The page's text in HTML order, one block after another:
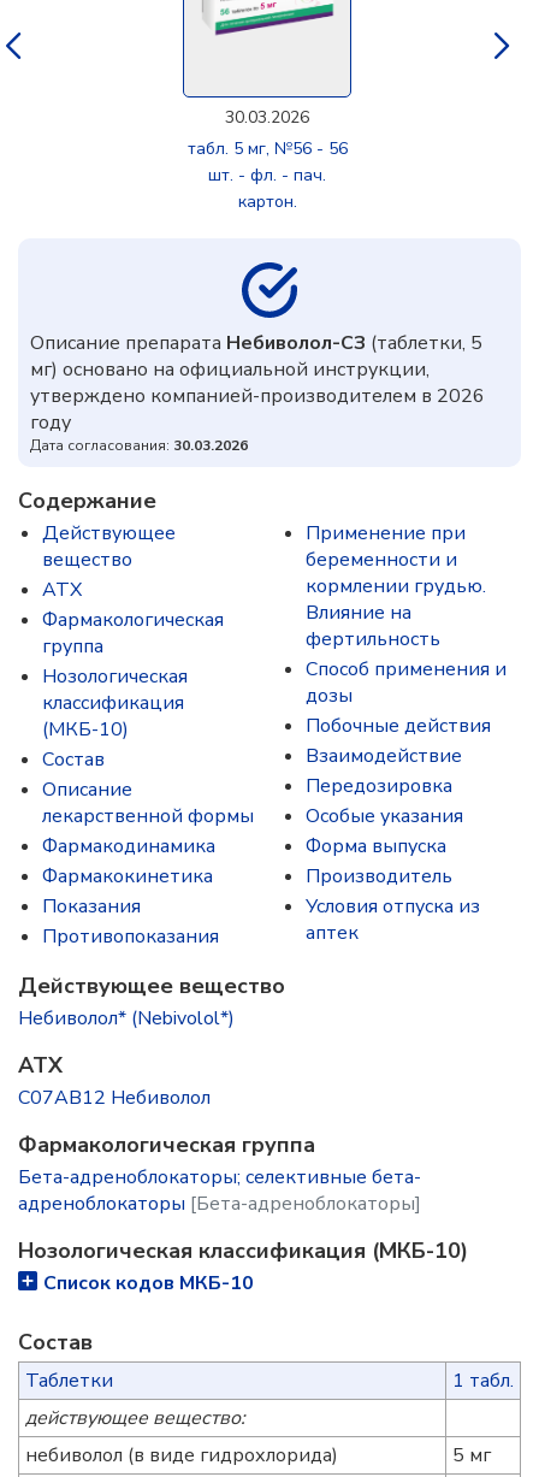
30.03.2026
табл. 5 мг, №56 - 56
шт. - фл. - пач.
картон.
Описание препарата Небиволол-СЗ (таблетки, 5
мг) основано на официальной инструкции,
утверждено компанией-производителем в 2026
году
Дата согласования: 30.03.2026
Содержание
Действующее
вещество
ATX
Фармакологическая
группа
Нозологическая
классификация
(МКБ-10)
Состав
Описание
лекарственной формы
Фармакодинамика
Фармакокинетика
Показания
Противопоказания
Применение при
беременности и
кормлении грудью.
Влияние на
фертильность
Способ применения и
дозы
Побочные действия
Взаимодействие
Передозировка
Особые указания
Форма выпуска
Производитель
Условия отпуска из
аптек
Действующее вещество
Небиволол* (Nebivolol*)
ATX
C07AB12 Небиволол
Фармакологическая группа
Бета-адреноблокаторы; селективные бета-
адреноблокаторы [Бета-адреноблокаторы]
Нозологическая классификация (МКБ-10)
Список кодов МКБ-10
Состав
Таблетки
1 табл.
действующее вещество:
небиволол (в виде гидрохлорида)
5 мг